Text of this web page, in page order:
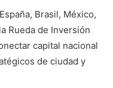
Brasil, México,
Rueda de Inversión
capital nacional
de ciudad y